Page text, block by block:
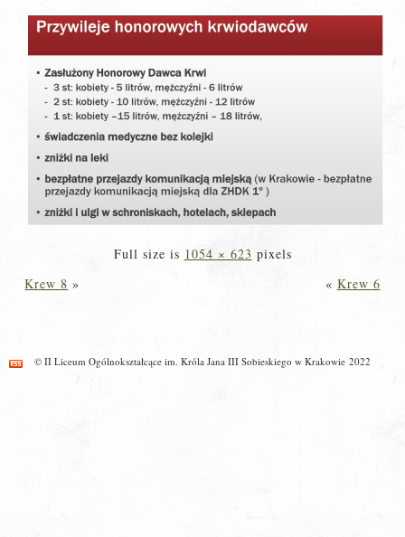
Full size is 1054 × 623 pixels
Krew 8 » « Krew 6
© II Liceum Ogólnokształcące im. Króla Jana III Sobieskiego w Krakowie 2022